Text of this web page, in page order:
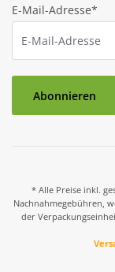
E-Mail-Adresse*
Abonnieren
* Alle Preise inkl.
Nachnahmegebühren,
der